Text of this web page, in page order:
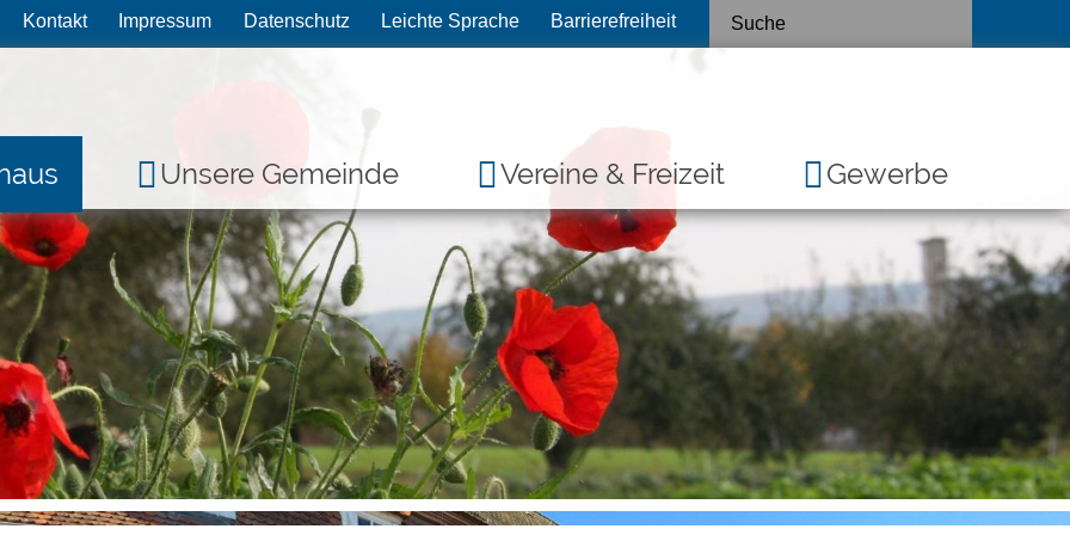
Kontakt Impressum Datenschutz Leichte Sprache Barrierefreiheit
Unsere Gemeinde Vereine & Freizeit Gewerbe